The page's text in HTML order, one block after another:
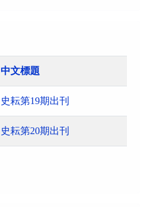
中文標題
史耘第19期出刊
史耘第20期出刊